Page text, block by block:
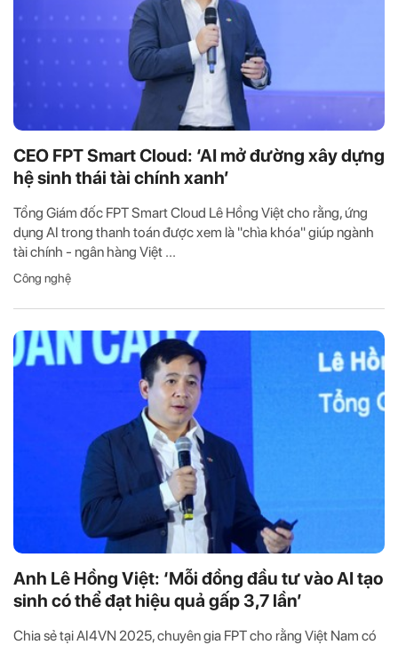
CEO FPT Smart Cloud: ‘AI mở đường xây dựng
hệ sinh thái tài chính xanh’
Tổng Giám đốc FPT Smart Cloud Lê Hồng Việt cho rằng, ứng
dụng AI trong thanh toán được xem là "chìa khóa" giúp ngành
tài chính - ngân hàng Việt ...
Công nghệ
Anh Lê Hồng Việt: ‘Mỗi đồng đầu tư vào AI tạo
sinh có thể đạt hiệu quả gấp 3,7 lần’
Chia sẻ tại AI4VN 2025, chuyên gia FPT cho rằng Việt Nam có